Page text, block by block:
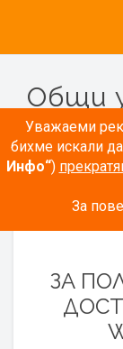
Уважаеми
бихме искали
Инфо“)
За
Общи
ЗА